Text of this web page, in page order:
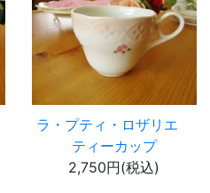
ラ・プティ・ロザリエ
ティーカップ
2,750円(税込)